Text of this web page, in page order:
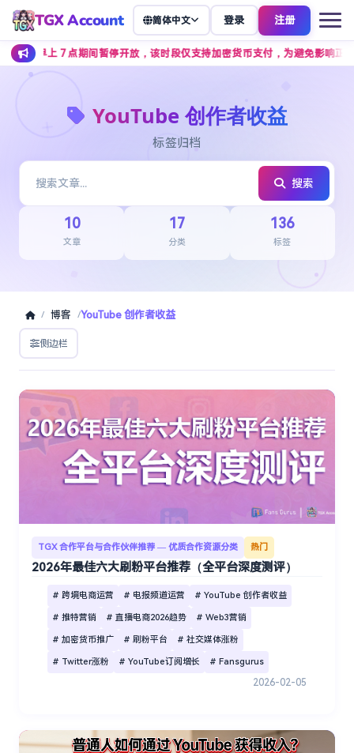
TGX Account 简体中文 登录 注册
点期间暂停开放，该时段仅支持加密货币支付，为避免影响正常下单，建议
YouTube 创作者收益
标签归档
搜索
10
文章
17
分类
136
标签
/ 博客 /YouTube 创作者收益
侧边栏
TGX 合作平台与合作伙伴推荐 — 优质合作资源分类 热门
2026年最佳六大刷粉平台推荐（全平台深度测评）
# 跨境电商运营 # 电报频道运营 # YouTube 创作者收益
# 推特营销 # 直播电商2026趋势 # Web3营销
# 加密货币推广 # 刷粉平台 # 社交媒体涨粉
# Twitter涨粉 # YouTube订阅增长 # Fansgurus
2026-02-05